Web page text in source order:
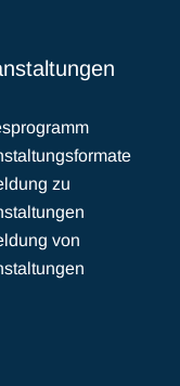
zu
von